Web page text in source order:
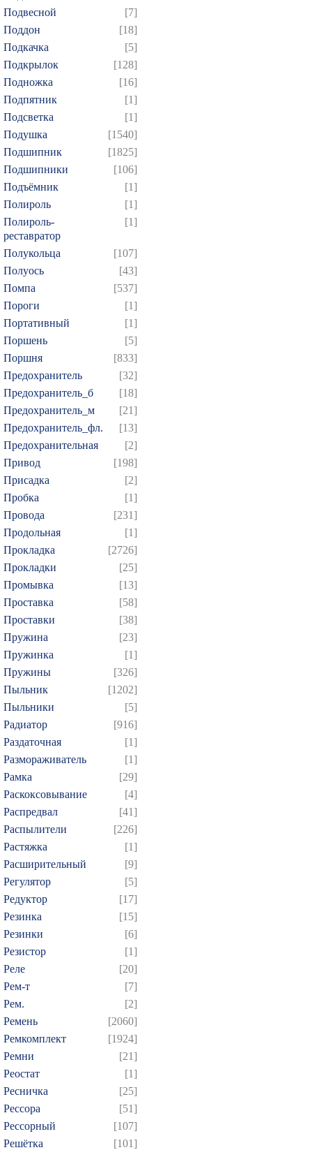
Подвесной
[7]
Поддон
[18]
Подкачка
[5]
Подкрылок
[128]
Подножка
[16]
Подпятник
[1]
Подсветка
[1]
Подушка
[1540]
Подшипник
[1825]
Подшипники
[106]
Подъёмник
[1]
Полироль
[1]
Полироль-
реставратор
[1]
Полукольца
[107]
Полуось
[43]
Помпа
[537]
Пороги
[1]
Портативный
[1]
Поршень
[5]
Поршня
[833]
Предохранитель
[32]
Предохранитель_б
[18]
Предохранитель_м
[21]
Предохранитель_фл.
[13]
Предохранительная
[2]
Привод
[198]
Присадка
[2]
Пробка
[1]
Провода
[231]
Продольная
[1]
Прокладка
[2726]
Прокладки
[25]
Промывка
[13]
Проставка
[58]
Проставки
[38]
Пружина
[23]
Пружинка
[1]
Пружины
[326]
Пыльник
[1202]
Пыльники
[5]
Радиатор
[916]
Раздаточная
[1]
Размораживатель
[1]
Рамка
[29]
Раскоксовывание
[4]
Распредвал
[41]
Распылители
[226]
Растяжка
[1]
Расширительный
[9]
Регулятор
[5]
Редуктор
[17]
Резинка
[15]
Резинки
[6]
Резистор
[1]
Реле
[20]
Рем-т
[7]
Рем.
[2]
Ремень
[2060]
Ремкомплект
[1924]
Ремни
[21]
Реостат
[1]
Ресничка
[25]
Рессора
[51]
Рессорный
[107]
Решётка
[101]